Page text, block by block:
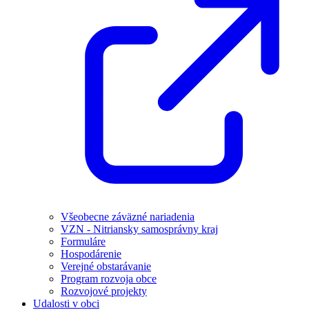
Všeobecne záväzné nariadenia
VZN - Nitriansky samosprávny kraj
Formuláre
Hospodárenie
Verejné obstarávanie
Program rozvoja obce
Rozvojové projekty
Udalosti v obci